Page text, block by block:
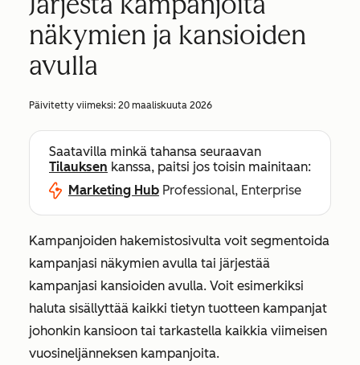
näkymien ja kansioiden
avulla
Päivitetty viimeksi: 20 maaliskuuta 2026
Saatavilla minkä tahansa seuraavan
Tilauksen kanssa, paitsi jos toisin mainitaan:
Marketing Hub Professional, Enterprise
Kampanjoiden hakemistosivulta voit segmentoida
kampanjasi näkymien avulla tai järjestää
kampanjasi kansioiden avulla. Voit esimerkiksi
haluta sisällyttää kaikki tietyn tuotteen kampanjat
johonkin kansioon tai tarkastella kaikkia viimeisen
vuosineljänneksen kampanjoita.